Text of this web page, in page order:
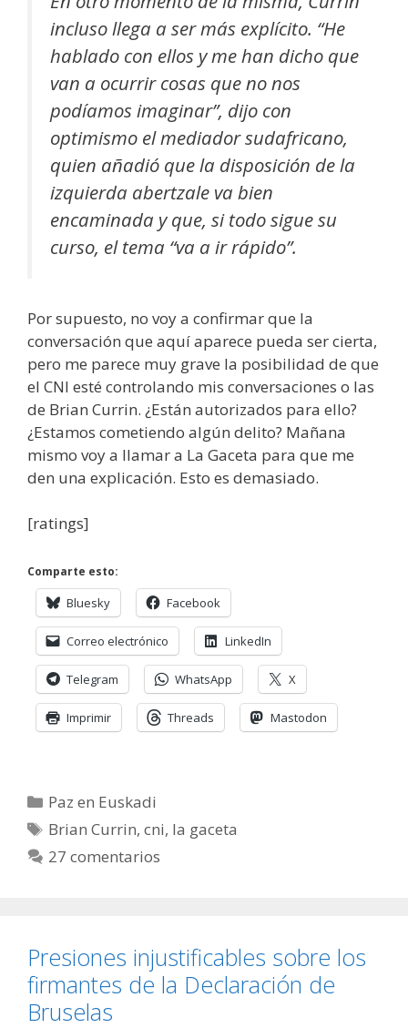
incluso llega a ser más explícito. “He
hablado con ellos y me han dicho que
van a ocurrir cosas que no nos
podíamos imaginar”, dijo con
optimismo el mediador sudafricano,
quien añadió que la disposición de la
izquierda abertzale va bien
encaminada y que, si todo sigue su
curso, el tema “va a ir rápido”.
Por supuesto, no voy a confirmar que la
conversación que aquí aparece pueda ser cierta,
pero me parece muy grave la posibilidad de que
el CNI esté controlando mis conversaciones o las
de Brian Currin. ¿Están autorizados para ello?
¿Estamos cometiendo algún delito? Mañana
mismo voy a llamar a La Gaceta para que me
den una explicación. Esto es demasiado.
[ratings]
Comparte esto:
Bluesky Facebook
Correo electrónico LinkedIn
Telegram WhatsApp X
Imprimir Threads Mastodon
Categorías
Paz en Euskadi
Etiquetas
Brian Currin,cni, la gaceta
27 comentarios
Presiones injustificables sobre los
firmantes de la Declaración de
Bruselas